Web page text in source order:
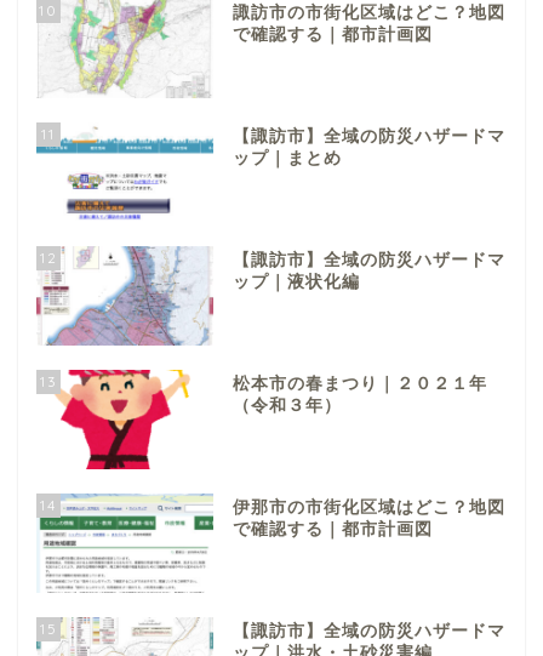
10
諏訪市の市街化区域はどこ？地図
で確認する｜都市計画図
11
【諏訪市】全域の防災ハザードマ
ップ｜まとめ
12
【諏訪市】全域の防災ハザードマ
ップ｜液状化編
13
松本市の春まつり｜２０２１年
（令和３年）
14
伊那市の市街化区域はどこ？地図
で確認する｜都市計画図
15
【諏訪市】全域の防災ハザードマ